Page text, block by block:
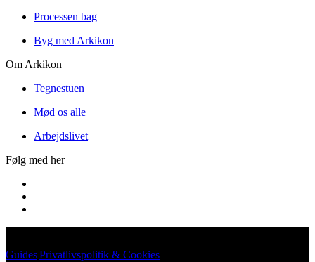
Processen bag
Byg med Arkikon
Om Arkikon
Tegnestuen
Mød os alle
Arbejdslivet
Følg med her
GuidesPrivatlivspolitik & Cookies